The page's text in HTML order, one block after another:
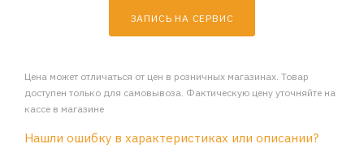
ЗАПИСЬ НА СЕРВИС
Цена может отличаться от цен в розничных магазинах. Товар
доступен только для самовывоза. Фактическую цену уточняйте на
кассе в магазине
Нашли ошибку в характеристиках или описании?